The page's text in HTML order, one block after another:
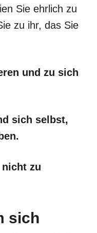
Sie ehrlich zu
zu ihr, das Sie
und zu sich
sich selbst,
zu
sich